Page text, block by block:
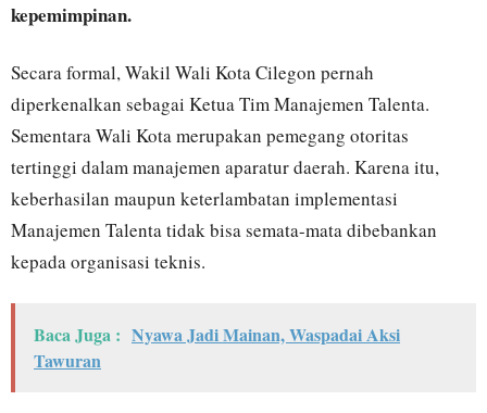
kepemimpinan.
Secara formal, Wakil Wali Kota Cilegon pernah
diperkenalkan sebagai Ketua Tim Manajemen Talenta.
Sementara Wali Kota merupakan pemegang otoritas
tertinggi dalam manajemen aparatur daerah. Karena itu,
keberhasilan maupun keterlambatan implementasi
Manajemen Talenta tidak bisa semata-mata dibebankan
kepada organisasi teknis.
Baca Juga : Nyawa Jadi Mainan, Waspadai Aksi
Tawuran